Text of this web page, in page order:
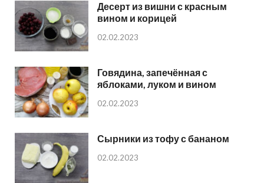
Десерт из вишни с красным
вином и корицей
02.02.2023
Говядина, запечённая с
яблоками, луком и вином
02.02.2023
Сырники из тофу с бананом
02.02.2023